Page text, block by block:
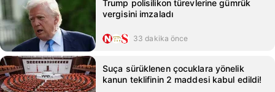
Trump polisilikon türevlerine gümrük
vergisini imzaladı
33 dakika önce
Suça sürüklenen çocuklara yönelik
kanun teklifinin 2 maddesi kabul edildi!